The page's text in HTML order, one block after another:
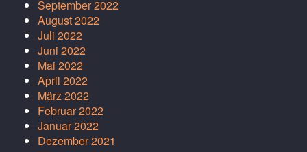
September 2022
August 2022
Juli 2022
Juni 2022
Mai 2022
April 2022
März 2022
Februar 2022
Januar 2022
Dezember 2021